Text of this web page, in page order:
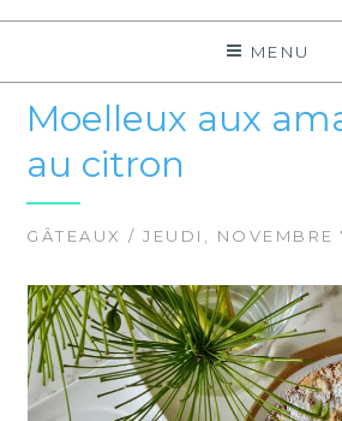
MENU
Moelleux aux
au citron
GÂTEAUX / JEUDI, NOVEMBRE